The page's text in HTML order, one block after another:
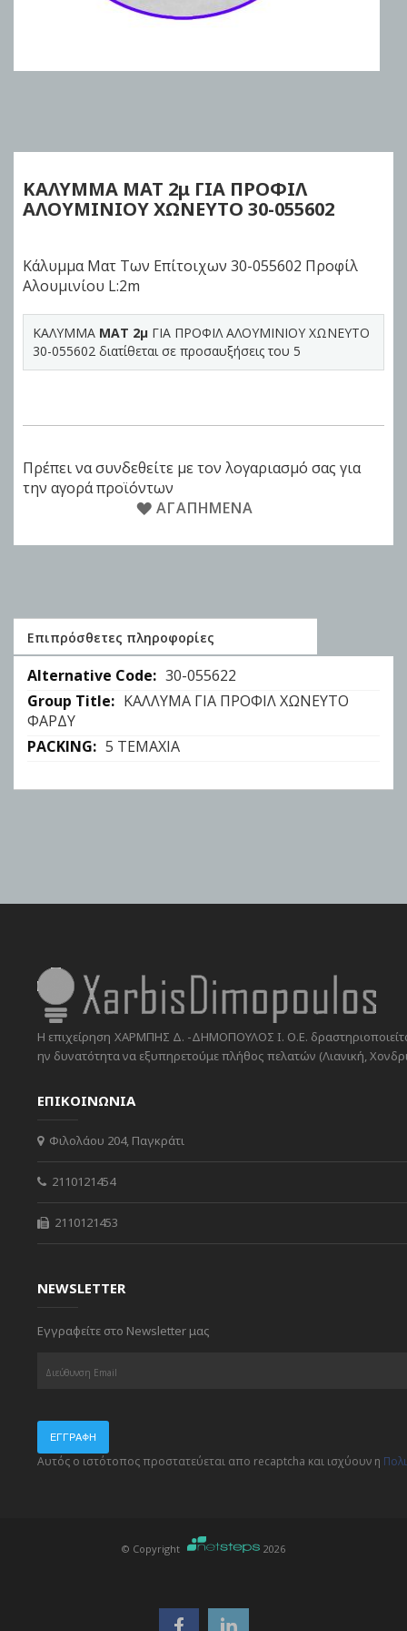
beginning
the
images
ΚΑΛΥΜΜΑ MAT 2μ ΓΙΑ ΠΡΟΦΙΛ
ΑΛΟΥΜΙΝΙΟΥ ΧΩΝΕΥΤΟ 30-055602
Κάλυμμα Ματ Των Επίτοιχων 30-055602 Προφίλ
Αλουμινίου L:2m
ΚΑΛΥΜΜΑ MAT 2μ ΓΙΑ ΠΡΟΦΙΛ ΑΛΟΥΜΙΝΙΟΥ ΧΩΝΕΥΤΟ
30-055602 διατίθεται σε προσαυξήσεις του 5
Πρέπει να συνδεθείτε με τον λογαριασμό σας για
την αγορά προϊόντων
ΑΓΑΠΗΜΈΝΑ
Επιπρόσθετες πληροφορίες
Επιπρόσθετες
πληροφορίες
30-055622
ΚΑΛΛΥΜΑ ΓΙΑ ΠΡΟΦΙΛ ΧΩΝΕΥΤΟ
ΦΑΡΔΥ
5 ΤΕΜΑΧΙΑ
Η επιχείρηση ΧΑΡΜΠΗΣ Δ. -ΔΗΜΟΠΟΥΛΟΣ Ι. Ο.Ε.
ην δυνατότητα να εξυπηρετούμε πλήθος πελατών (Λιανική,
ΕΠΙΚΟΙΝΩΝΙΑ
Φιλολάου 204, Παγκράτι
2110121454
2110121453
NEWSLETTER
Εγγραφείτε στο Newsletter μας
ΕΓΓΡΑΦΉ
Αυτός ο ιστότοπος προστατεύεται απο recaptcha και ισχύουν η
© Copyright 2026